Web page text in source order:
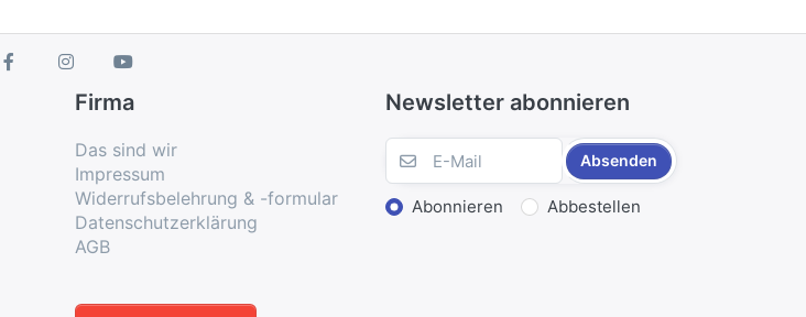
Firma
Das sind wir
Impressum
Widerrufsbelehrung & -formular
Datenschutzerklärung
AGB
Newsletter abonnieren
Absenden
Abonnieren Abbestellen